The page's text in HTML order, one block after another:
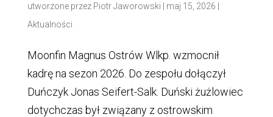
utworzone przez Piotr Jaworowski maj 15, 2026
Aktualności
Moonfin Magnus Ostrów Wlkp. wzmocnił
kadrę na sezon 2026. Do zespołu dołączył
Duńczyk Jonas Seifert-Salk. Duński żużlowiec
dotychczas był związany z ostrowskim